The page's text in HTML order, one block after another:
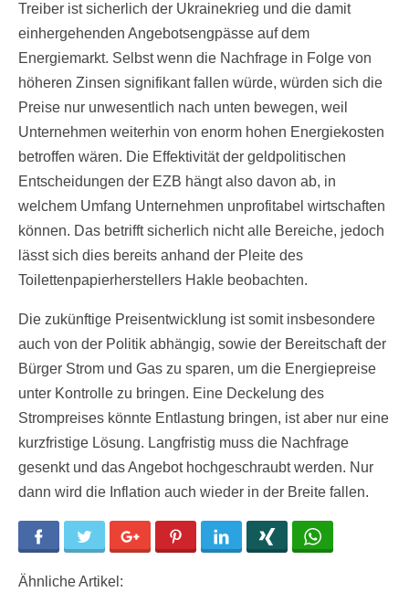
Treiber ist sicherlich der Ukrainekrieg und die damit
einhergehenden Angebotsengpässe auf dem
Energiemarkt. Selbst wenn die Nachfrage in Folge von
höheren Zinsen signifikant fallen würde, würden sich die
Preise nur unwesentlich nach unten bewegen, weil
Unternehmen weiterhin von enorm hohen Energiekosten
betroffen wären. Die Effektivität der geldpolitischen
Entscheidungen der EZB hängt also davon ab, in
welchem Umfang Unternehmen unprofitabel wirtschaften
können. Das betrifft sicherlich nicht alle Bereiche, jedoch
lässt sich dies bereits anhand der Pleite des
Toilettenpapierherstellers Hakle beobachten.
Die zukünftige Preisentwicklung ist somit insbesondere
auch von der Politik abhängig, sowie der Bereitschaft der
Bürger Strom und Gas zu sparen, um die Energiepreise
unter Kontrolle zu bringen. Eine Deckelung des
Strompreises könnte Entlastung bringen, ist aber nur eine
kurzfristige Lösung. Langfristig muss die Nachfrage
gesenkt und das Angebot hochgeschraubt werden. Nur
dann wird die Inflation auch wieder in der Breite fallen.
Facebook Twitter Google+ Pinterest LinkedIn
Ähnliche Artikel: